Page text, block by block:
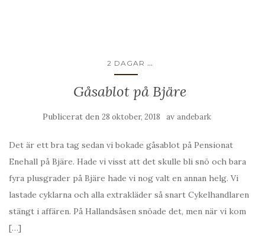
2 DAGAR ...
Gåsablot på Bjäre
Publicerat den 28 oktober, 2018 av andebark
Det är ett bra tag sedan vi bokade gåsablot på Pensionat
Enehall på Bjäre. Hade vi visst att det skulle bli snö och bara
fyra plusgrader på Bjäre hade vi nog valt en annan helg. Vi
lastade cyklarna och alla extrakläder så snart Cykelhandlaren
stängt i affären. På Hallandsåsen snöade det, men när vi kom
[…]